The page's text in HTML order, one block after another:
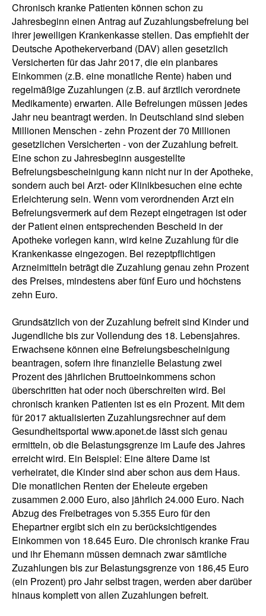
Chronisch kranke Patienten können schon zu
Jahresbeginn einen Antrag auf Zuzahlungsbefreiung bei
ihrer jeweiligen Krankenkasse stellen. Das empfiehlt der
Deutsche Apothekerverband (DAV) allen gesetzlich
Versicherten für das Jahr 2017, die ein planbares
Einkommen (z.B. eine monatliche Rente) haben und
regelmäßige Zuzahlungen (z.B. auf ärztlich verordnete
Medikamente) erwarten. Alle Befreiungen müssen jedes
Jahr neu beantragt werden. In Deutschland sind sieben
Millionen Menschen - zehn Prozent der 70 Millionen
gesetzlichen Versicherten - von der Zuzahlung befreit.
Eine schon zu Jahresbeginn ausgestellte
Befreiungsbescheinigung kann nicht nur in der Apotheke,
sondern auch bei Arzt- oder Klinikbesuchen eine echte
Erleichterung sein. Wenn vom verordnenden Arzt ein
Befreiungsvermerk auf dem Rezept eingetragen ist oder
der Patient einen entsprechenden Bescheid in der
Apotheke vorlegen kann, wird keine Zuzahlung für die
Krankenkasse eingezogen. Bei rezeptpflichtigen
Arzneimitteln beträgt die Zuzahlung genau zehn Prozent
des Preises, mindestens aber fünf Euro und höchstens
zehn Euro.
Grundsätzlich von der Zuzahlung befreit sind Kinder und
Jugendliche bis zur Vollendung des 18. Lebensjahres.
Erwachsene können eine Befreiungsbescheinigung
beantragen, sofern ihre finanzielle Belastung zwei
Prozent des jährlichen Bruttoeinkommens schon
überschritten hat oder noch überschreiten wird. Bei
chronisch kranken Patienten ist es ein Prozent. Mit dem
für 2017 aktualisierten Zuzahlungsrechner auf dem
Gesundheitsportal www.aponet.de lässt sich genau
ermitteln, ob die Belastungsgrenze im Laufe des Jahres
erreicht wird. Ein Beispiel: Eine ältere Dame ist
verheiratet, die Kinder sind aber schon aus dem Haus.
Die monatlichen Renten der Eheleute ergeben
zusammen 2.000 Euro, also jährlich 24.000 Euro. Nach
Abzug des Freibetrages von 5.355 Euro für den
Ehepartner ergibt sich ein zu berücksichtigendes
Einkommen von 18.645 Euro. Die chronisch kranke Frau
und ihr Ehemann müssen demnach zwar sämtliche
Zuzahlungen bis zur Belastungsgrenze von 186,45 Euro
(ein Prozent) pro Jahr selbst tragen, werden aber darüber
hinaus komplett von allen Zuzahlungen befreit.